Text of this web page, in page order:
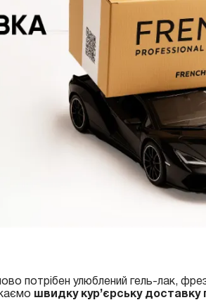
потрібен улюблений гель-лак,
швидку кур’єрську